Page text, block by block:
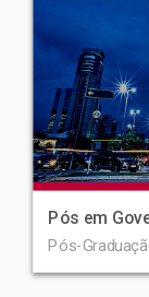
Pós em
Pós-